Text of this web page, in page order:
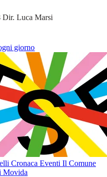
Dir. Luca Marsi
giorno
Cronaca Eventi Il Comune
Movida